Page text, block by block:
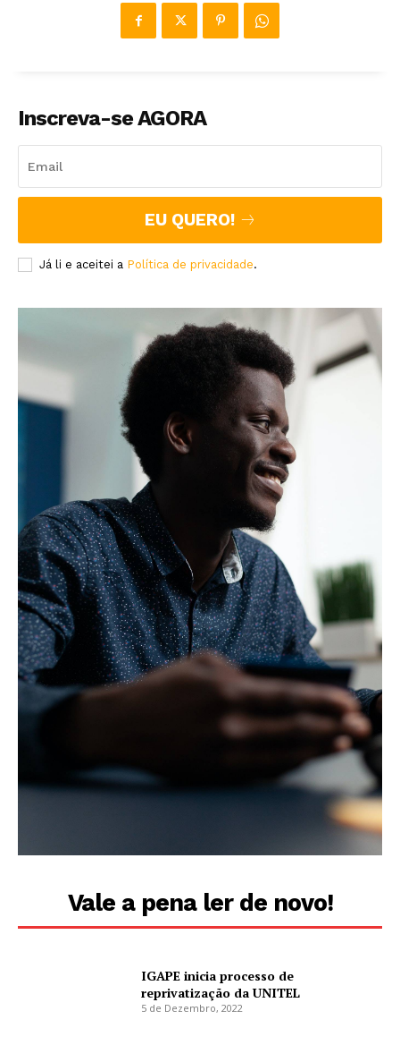
Inscreva-se AGORA
EU QUERO!
Já li e aceitei a Política de privacidade.
Vale a pena ler de novo!
IGAPE inicia processo de
reprivatização da UNITEL
5 de Dezembro, 2022